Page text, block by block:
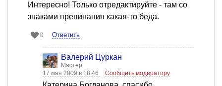
Интересно! Только отредактируйте - там со
знаками препинания какая-то беда.
0 Ответить
Валерий Цуркан
Мастер
17 мая 2009 в 18:46
Сообщить модератору